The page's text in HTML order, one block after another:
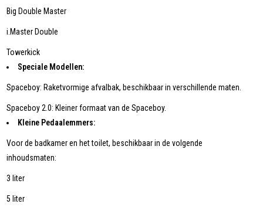
Big Double Master
i.Master Double
Towerkick
Speciale Modellen:
Spaceboy: Raketvormige afvalbak, beschikbaar in verschillende maten.
Spaceboy 2.0: Kleiner formaat van de Spaceboy.
Kleine Pedaalemmers:
Voor de badkamer en het toilet, beschikbaar in de volgende
inhoudsmaten:
3 liter
5 liter